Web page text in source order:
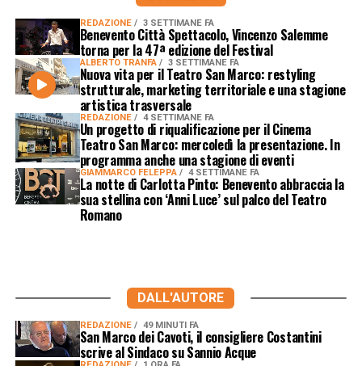
REDAZIONE 3 SETTIMANE FA
Benevento Città Spettacolo, Vincenzo Salemme
torna per la 47ª edizione del Festival
ALBERTO TRANFA 3 SETTIMANE FA
Nuova vita per il Teatro San Marco: restyling
strutturale, marketing territoriale e una stagione
artistica trasversale
REDAZIONE 4 SETTIMANE FA
Un progetto di riqualificazione per il Cinema
Teatro San Marco: mercoledì la presentazione. In
programma anche una stagione di eventi
GIAMMARCO FELEPPA 4 SETTIMANE FA
La notte di Carlotta Pinto: Benevento abbraccia la
sua stellina con ‘Anni Luce’ sul palco del Teatro
Romano
DALL'AUTORE
REDAZIONE 49 MINUTI FA
San Marco dei Cavoti, il consigliere Costantini
scrive al Sindaco su Sannio Acque